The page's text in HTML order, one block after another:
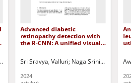
Kagan Korbicz, Józef (1951- ) - red.
Advanced diabetic
retinopathy detection with
the R-CNN: A unified visual
Sri Sravya, Valluri Naga Srinivasu,
2024